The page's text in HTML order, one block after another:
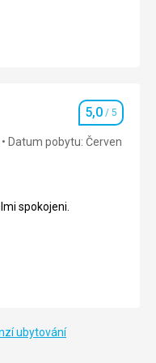
4,0/ 5
5,0/ 5
ale o kousek dál
Hodnocení
5,0 / 5
Datum pobytu: Červen
spokojeni.
spokojeni.
ubytování